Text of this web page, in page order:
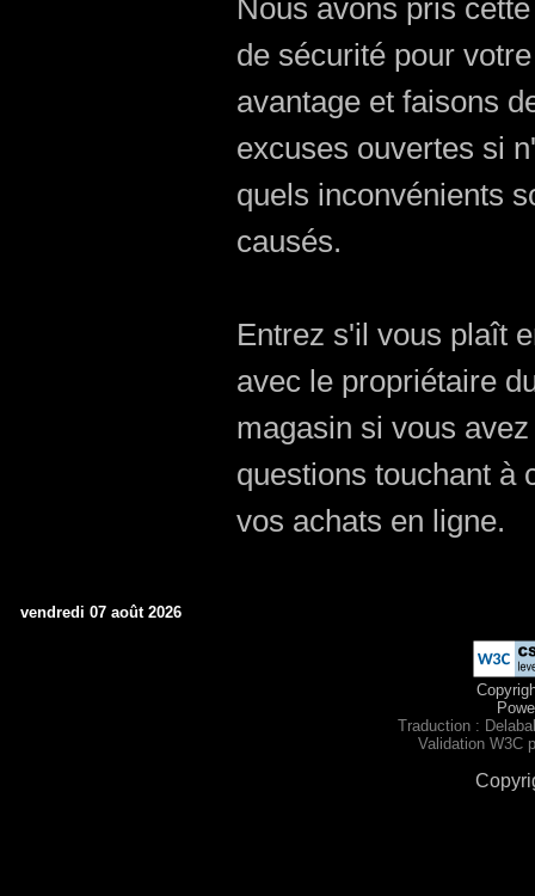
Nous avons pris
de sécurité pour votre
avantage et faisons
excuses ouvertes si
quels inconvénients
causés.
Entrez s'il vous plaît
avec le propriétaire
magasin si vous
questions touchant à
vos achats en ligne.
vendredi 07 août 2026
Traduction :
Validation W3C